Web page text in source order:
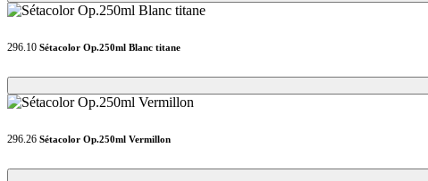
296.10 Sétacolor Op.250ml Blanc titane
Loading...
Loading...
296.26 Sétacolor Op.250ml Vermillon
Loading...
Loading...